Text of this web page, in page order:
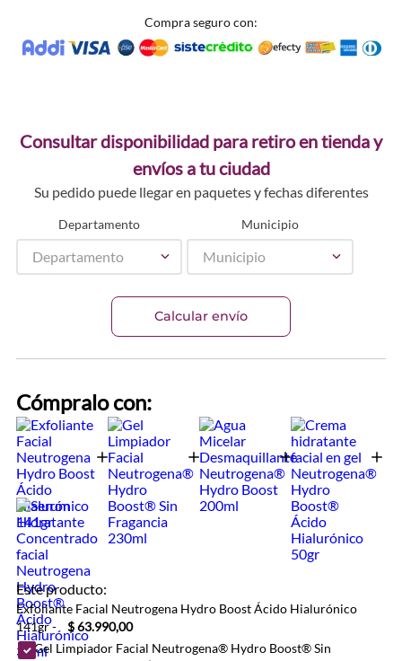
Compra seguro con:
Consultar disponibilidad para retiro en tienda y
envíos a tu ciudad
Su pedido puede llegar en paquetes y fechas diferentes
Departamento
Departamento
Municipio
Municipio
Calcular envío
Cómpralo con:
Este producto:
Exfoliante Facial Neutrogena Hydro Boost Ácido Hialurónico
141gr-
$ 63.990,00
Gel Limpiador Facial Neutrogena® Hydro Boost® Sin